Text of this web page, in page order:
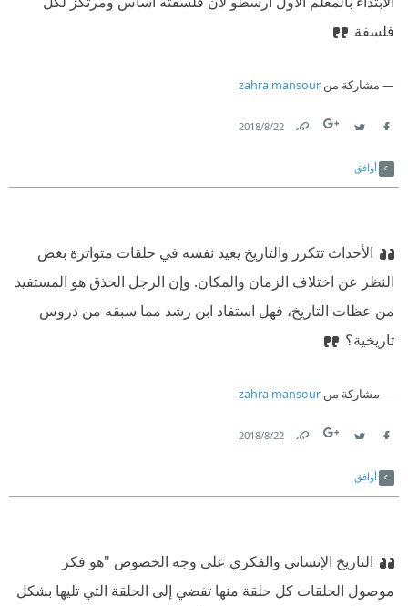
فلسفة
مشاركة من zahra mansour
22‏/8‏/2018
أوافق
الأحداث تتكرر والتاريخ يعيد نفسه في حلقات متواترة بغض
النظر عن اختلاف الزمان والمكان. وإن الرجل الحذق هو المستفيد
من عظات التاريخ، فهل استفاد ابن رشد مما سبقه من دروس
تاريخية؟
مشاركة من zahra mansour
22‏/8‏/2018
أوافق
التاريخ الإنساني والفكري على وجه الخصوص "هو فكر
موصول الحلقات كل حلقة منها تفضي إلى الحلقة التي تليها بشكل